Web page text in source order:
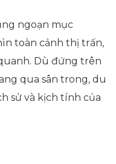
ngoạn mục
toàn cảnh thị trấn,
Dù đứng trên
qua sân trong, du
sử và kịch tính của